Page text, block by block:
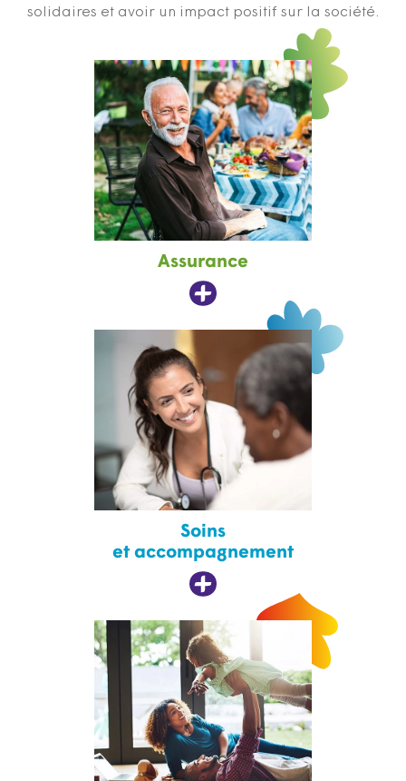
solidaires et avoir un impact positif sur la société.
Assurance
Soins
et accompagnement